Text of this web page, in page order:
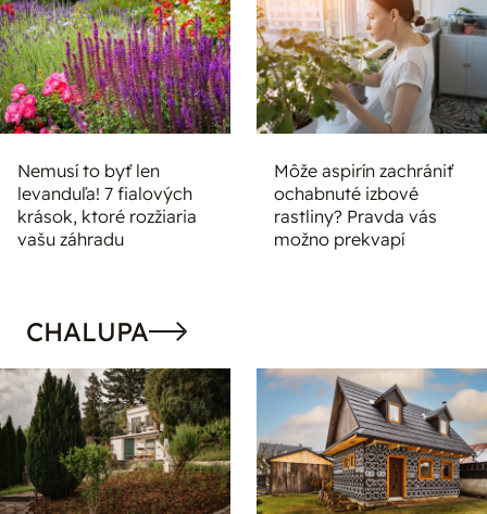
Nemusí to byť len
levanduľa! 7 fialových
krások, ktoré rozžiaria
vašu záhradu
Môže aspirín zachrániť
ochabnuté izbové
rastliny? Pravda vás
možno prekvapí
CHALUPA